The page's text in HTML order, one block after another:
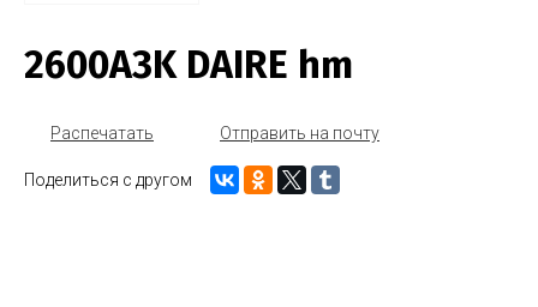
2600A3K DAIRE hm
Распечатать Отправить на почту
Поделиться с другом